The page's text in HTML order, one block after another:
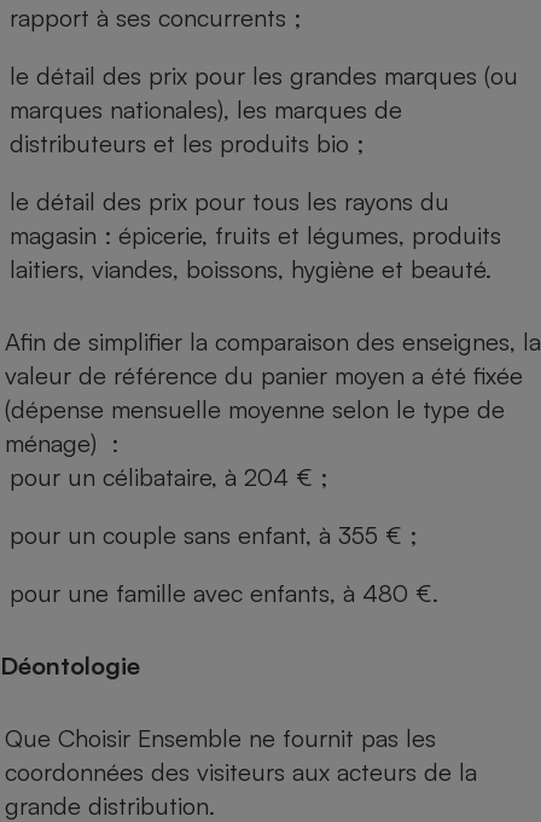
rapport à ses concurrents ;
le détail des prix pour les grandes marques (ou
marques nationales), les marques de
distributeurs et les produits bio ;
le détail des prix pour tous les rayons du
magasin : épicerie, fruits et légumes, produits
laitiers, viandes, boissons, hygiène et beauté.
Afin de simplifier la comparaison des enseignes, la
valeur de référence du panier moyen a été fixée
(dépense mensuelle moyenne selon le type de
ménage) :
pour un célibataire, à 204 € ;
pour un couple sans enfant, à 355 € ;
pour une famille avec enfants, à 480 €.
Déontologie
Que Choisir Ensemble ne fournit pas les
coordonnées des visiteurs aux acteurs de la
grande distribution.